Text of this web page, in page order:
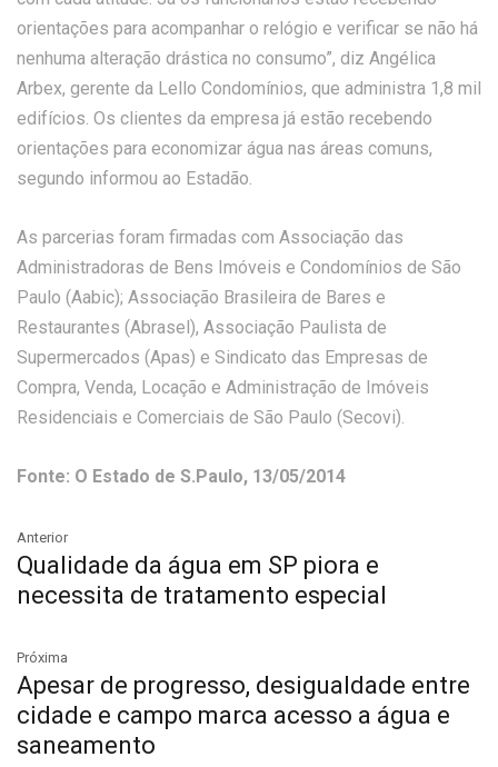
orientações para acompanhar o relógio e verificar se não há
nenhuma alteração drástica no consumo”, diz Angélica
Arbex, gerente da Lello Condomínios, que administra 1,8 mil
edifícios. Os clientes da empresa já estão recebendo
orientações para economizar água nas áreas comuns,
segundo informou ao Estadão.
As parcerias foram firmadas com Associação das
Administradoras de Bens Imóveis e Condomínios de São
Paulo (Aabic); Associação Brasileira de Bares e
Restaurantes (Abrasel), Associação Paulista de
Supermercados (Apas) e Sindicato das Empresas de
Compra, Venda, Locação e Administração de Imóveis
Residenciais e Comerciais de São Paulo (Secovi).
Fonte: O Estado de S.Paulo, 13/05/2014
Anterior
Qualidade da água em SP piora e
necessita de tratamento especial
Próxima
Apesar de progresso, desigualdade entre
cidade e campo marca acesso a água e
saneamento